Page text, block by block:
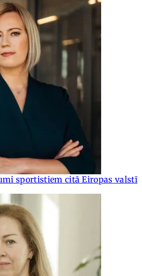
sportistiem citā Eiropas valstī